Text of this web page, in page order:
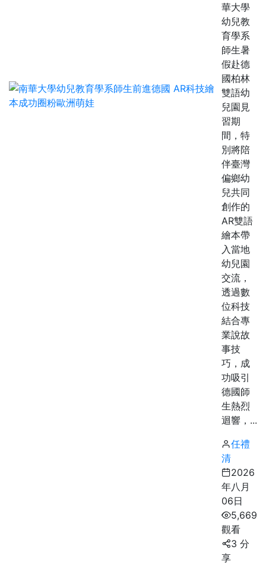
華大學
幼兒教
育學系
師生暑
假赴德
國柏林
雙語幼
兒園見
習期
間，特
別將陪
伴臺灣
偏鄉幼
兒共同
創作的
AR雙語
繪本帶
入當地
幼兒園
交流，
透過數
位科技
結合專
業說故
事技
巧，成
功吸引
德國師
生熱烈
迴響，...
任禮
清
2026
年八月
06日
5,669
觀看
3 分
享